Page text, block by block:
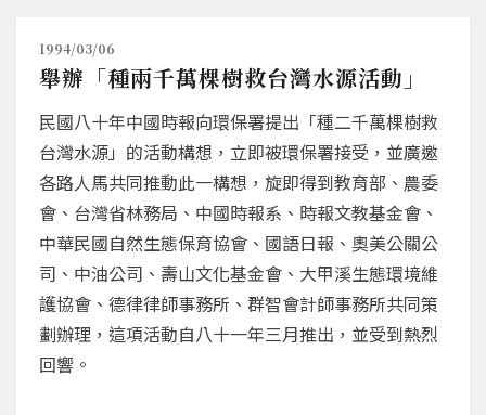
1994/03/06
舉辦「種兩千萬棵樹救台灣水源活動」
民國八十年中國時報向環保署提出「種二千萬棵樹救
台灣水源」的活動構想，立即被環保署接受，並廣邀
各路人馬共同推動此一構想，旋即得到教育部、農委
會、台灣省林務局、中國時報系、時報文教基金會、
中華民國自然生態保育協會、國語日報、奧美公關公
司、中油公司、壽山文化基金會、大甲溪生態環境維
護協會、德律律師事務所、群智會計師事務所共同策
劃辦理，這項活動自八十一年三月推出，並受到熱烈
回響。